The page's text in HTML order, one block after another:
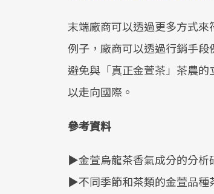
末端廠商可以透過更多方式
例子，廠商可以透過行銷手
避免與「真正金萱茶」茶農
以走向國際。
參考資料
▶金萱烏龍茶香氣成分的分析
▶不同季節和茶類的金萱品種